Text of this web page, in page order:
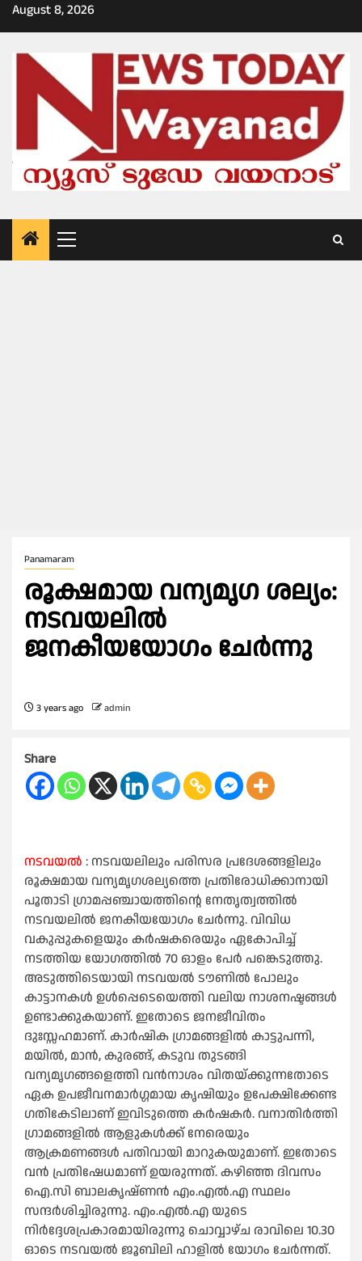
Skip
to
August 8, 2026
Primary
Menu
Panamaram
രൂക്ഷമായ വന്യമൃഗ ശല്യം:
നടവയലിൽ
ജനകീയയോഗം ചേര്‍ന്നു
3 years ago admin
Share
നടവയൽ : നടവയലിലും പരിസര പ്രദേശങ്ങളിലും
രൂക്ഷമായ വന്യമൃഗശല്യത്തെ പ്രതിരോധിക്കാനായി
പൂതാടി ഗ്രാമപ്പഞ്ചായത്തിന്റെ നേതൃത്വത്തിൽ
നടവയലിൽ ജനകീയയോഗം ചേർന്നു. വിവിധ
വകുപ്പുകളെയും കർഷകരെയും ഏകോപിച്ച്
നടത്തിയ യോഗത്തിൽ 70 ഓളം പേർ പങ്കെടുത്തു.
അടുത്തിടെയായി നടവയൽ ടൗണിൽ പോലും
കാട്ടാനകൾ ഉൾപ്പെടെയെത്തി വലിയ നാശനഷ്ടങ്ങൾ
ഉണ്ടാക്കുകയാണ്. ഇതോടെ ജനജീവിതം
ദുഃസ്സഹമാണ്. കാർഷിക ഗ്രാമങ്ങളിൽ കാട്ടുപന്നി,
മയിൽ, മാൻ, കുരങ്ങ്, കടുവ തുടങ്ങി
വന്യമൃഗങ്ങളെത്തി വൻനാശം വിതയ്ക്കുന്നതോടെ
ഏക ഉപജീവനമാർഗ്ഗമായ കൃഷിയും ഉപേക്ഷിക്കേണ്ട
ഗതികേടിലാണ് ഇവിടുത്തെ കർഷകർ. വനാതിർത്തി
ഗ്രാമങ്ങളിൽ ആളുകൾക്ക് നേരെയും
ആക്രമണങ്ങൾ പതിവായി മാറുകയുമാണ്. ഇതോടെ
വൻ പ്രതിഷേധമാണ് ഉയരുന്നത്. കഴിഞ്ഞ ദിവസം
ഐ.സി ബാലകൃഷ്ണൻ എം.എൽ.എ സ്ഥലം
സന്ദർശിച്ചിരുന്നു. എം.എൽ.എ യുടെ
നിർദ്ദേശപ്രകാരമായിരുന്നു ചൊവ്വാഴ്ച രാവിലെ 10.30
ഓടെ നടവയൽ ജൂബിലി ഹാളിൽ യോഗം ചേർന്നത്.